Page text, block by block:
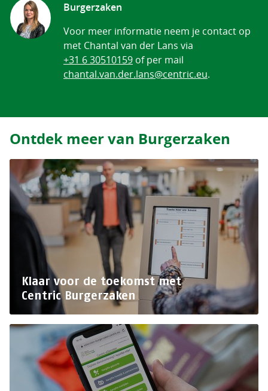
Burgerzaken
Voor meer informatie neem je contact op
met Chantal van der Lans via
+31 6 30510159 of per mail
chantal.van.der.lans@centric.eu.
Ontdek meer van Burgerzaken
Klaar voor de toekomst met
Centric Burgerzaken